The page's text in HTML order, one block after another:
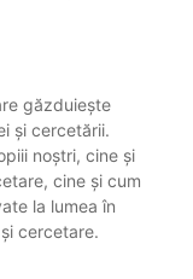
găzduiește
și cercetării.
noștri, cine și
cine și cum
la lumea în
cercetare.